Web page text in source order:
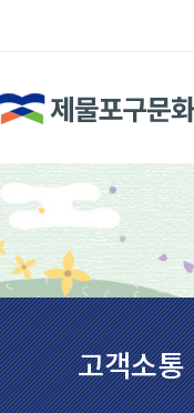
고객소통